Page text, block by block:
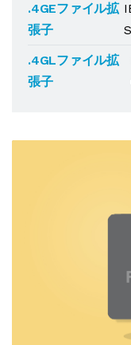
.4GEファイル拡
張子
.4GLファイル拡
張子